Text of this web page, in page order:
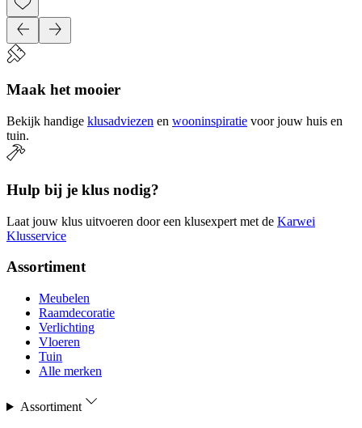
Maak het mooier
Bekijk handige klusadviezen en wooninspiratie voor jouw huis en
tuin.
Hulp bij je klus nodig?
Laat jouw klus uitvoeren door een klusexpert met de Karwei
Klusservice
Assortiment
Meubelen
Raamdecoratie
Verlichting
Vloeren
Tuin
Alle merken
Assortiment